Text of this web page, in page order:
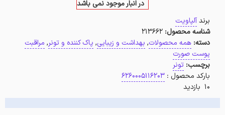
در انبار موجود نمی باشد
برندآلپاویت
شناسه محصول: 213662
دسته: همه محصولات, بهداشت و زیبایی, پاک کننده و تونر, مراقبت
پوست صورت
برچسب: تونر
بارکد محصول : 6260005116203
10 بازدید